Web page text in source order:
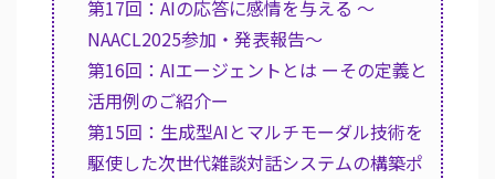
第17回：AIの応答に感情を与える ～
NAACL2025参加・発表報告～
第16回：AIエージェントとは ーその定義と
活用例のご紹介ー
第15回：生成型AIとマルチモーダル技術を
駆使した次世代雑談対話システムの構築ポ